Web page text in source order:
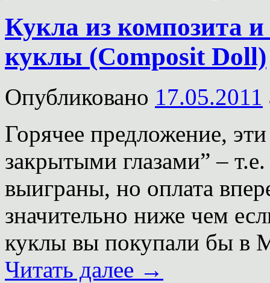
Кукла из композита
куклы (Composit Doll)
Опубликовано 17.05.2011
Горячее предложение,
закрытыми глазами” –
выиграны, но оплата
значительно ниже чем
куклы вы покупали бы в
Читать далее →